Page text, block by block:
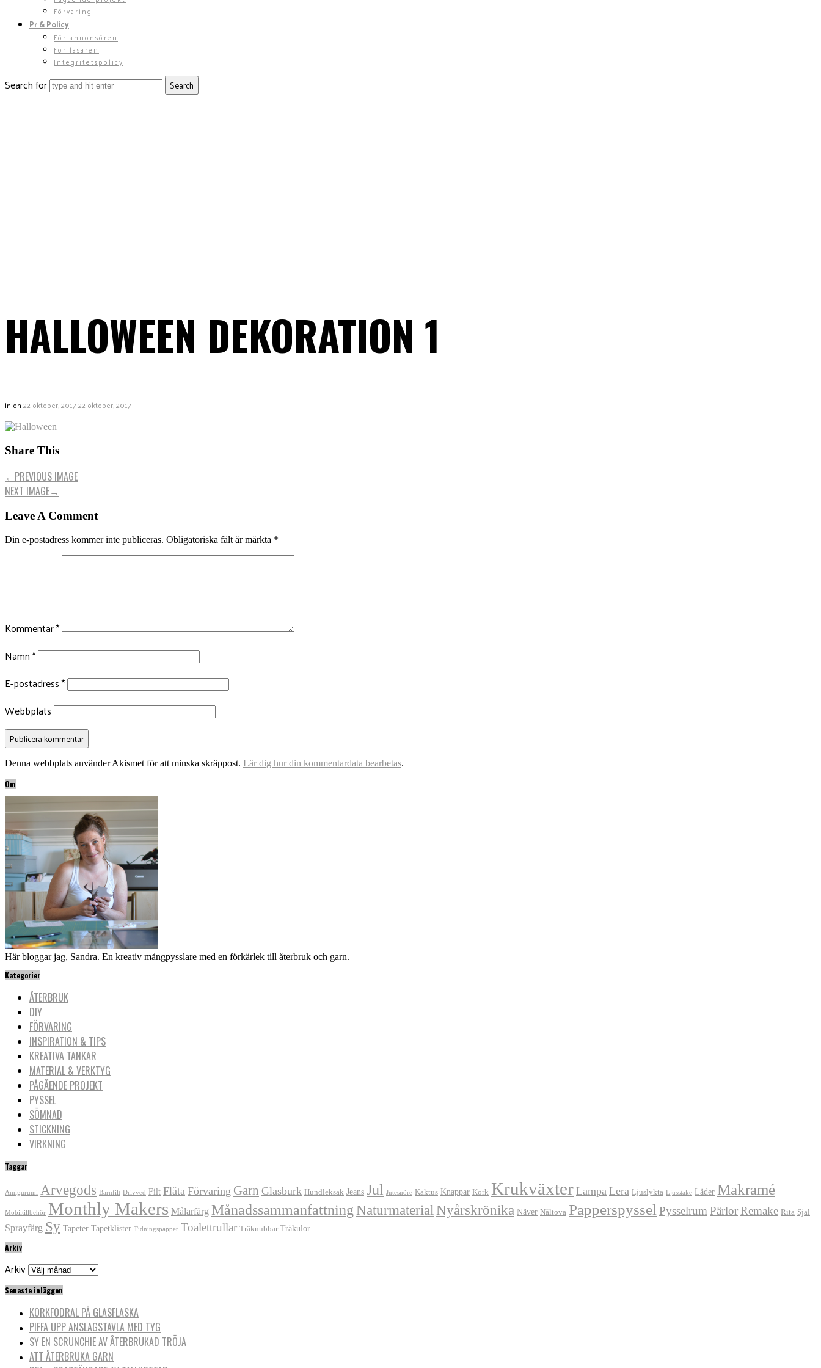
Förvaring
Pr & Policy
För annonsören
För läsaren
Integritetspolicy
Search for
HALLOWEEN DEKORATION 1
in on22 oktober, 201722 oktober, 2017
Share This
←PREVIOUS IMAGE
NEXT IMAGE→
Leave A Comment
Din e-postadress kommer inte publiceras. Obligatoriska fält är märkta *
Kommentar*
Namn*
E-postadress*
Webbplats
Denna webbplats använder Akismet för att minska skräppost. Lär dig hur din kommentardata bearbetas.
Om
Här bloggar jag, Sandra. En kreativ mångpysslare med en förkärlek till återbruk och garn.
Kategorier
ÅTERBRUK
DIY
FÖRVARING
INSPIRATION & TIPS
KREATIVA TANKAR
MATERIAL & VERKTYG
PÅGÅENDE PROJEKT
PYSSEL
SÖMNAD
STICKNING
VIRKNING
Taggar
Amigurumi Arvegods Barnfilt Drivved Filt Fläta Förvaring Garn Glasburk Hundleksak Jeans Jul Jutesnöre Kaktus Knappar Kork Krukväxter Lampa Lera Ljuslykta Ljusstake Läder Makramé
Mobiltillbehör Monthly Makers Målarfärg Månadssammanfattning Naturmaterial Nyårskrönika Näver Nåltova Papperspyssel Pysselrum PärlorRemake Rita Sjal
Sprayfärg Sy Tapeter Tapetklister Tidningspapper Toalettrullar Träknubbar Träkulor
Arkiv
Arkiv
Senaste inläggen
KORKFODRAL PÅ GLASFLASKA
PIFFA UPP ANSLAGSTAVLA MED TYG
SY EN SCRUNCHIE AV ÅTERBRUKAD TRÖJA
ATT ÅTERBRUKA GARN